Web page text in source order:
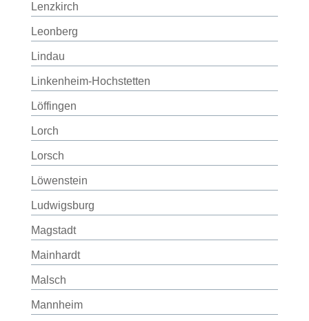
Lenzkirch
Leonberg
Lindau
Linkenheim-Hochstetten
Löffingen
Lorch
Lorsch
Löwenstein
Ludwigsburg
Magstadt
Mainhardt
Malsch
Mannheim